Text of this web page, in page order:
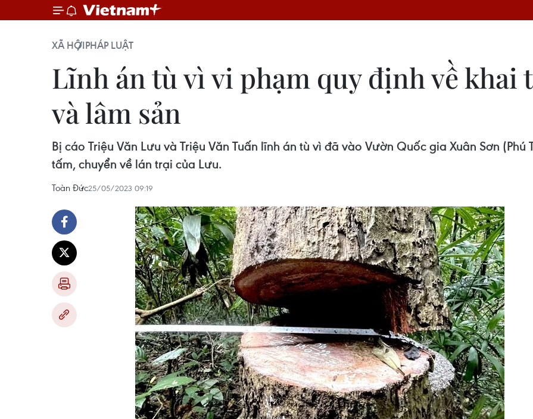
XÃ HỘIPHÁP LUẬT
Lĩnh án tù vì vi phạm quy định về khai
và lâm sản
Bị cáo Triệu Văn Lưu và Triệu Văn Tuấn lĩnh án tù vì đã vào Vườn Quốc gia Xuân Sơn (Phú
tấm, chuyển về lán trại của Lưu.
Toàn Đức25/05/2023 09:19